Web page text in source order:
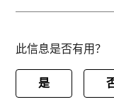
此信息是否有用？
是